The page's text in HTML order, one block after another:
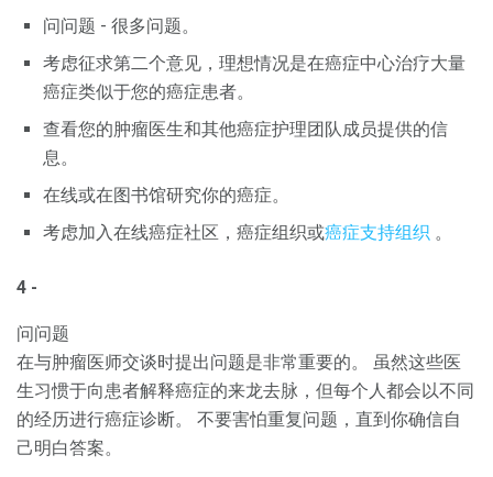
问问题 - 很多问题。
考虑征求第二个意见，理想情况是在癌症中心治疗大量
癌症类似于您的癌症患者。
查看您的肿瘤医生和其他癌症护理团队成员提供的信
息。
在线或在图书馆研究你的癌症。
考虑加入在线癌症社区，癌症组织或癌症支持组织 。
4 -
问问题
在与肿瘤医师交谈时提出问题是非常重要的。 虽然这些医
生习惯于向患者解释癌症的来龙去脉，但每个人都会以不同
的经历进行癌症诊断。 不要害怕重复问题，直到你确信自
己明白答案。